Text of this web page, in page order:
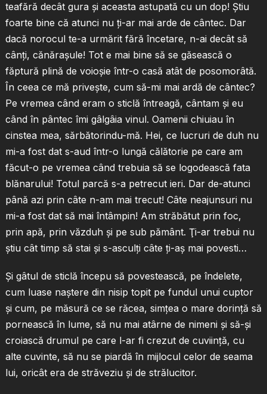
teafără decât gura şi aceasta astupată cu un dop! Ştiu
foarte bine că atunci nu ţi-ar mai arde de cântec. Dar
dacă norocul te-a urmărit fără încetare, n-ai decât să
cânţi, cănăraşule! Tot e mai bine să se găsească o
făptură plină de voioşie într-o casă atât de posomorâtă.
În ceea ce mă priveşte, cum să-mi mai ardă de cântec?
Pe vremea când eram o sticlă întreagă, cântam şi eu
când în pântec îmi gâlgâia vinul. Oamenii chiuiau în
cinstea mea, sărbătorindu-mă. Hei, ce lucruri de duh nu
mi-a fost dat s-aud într-o lungă călătorie pe care am
făcut-o pe vremea când trebuia să se logodească fata
blănarului! Totul parcă s-a petrecut ieri. Dar de-atunci
până azi prin câte n-am mai trecut! Câte neajunsuri nu
mi-a fost dat să mai întâmpin! Am străbătut prin foc,
prin apă, prin văzduh şi pe sub pământ. Ţi-ar trebui nu
ştiu cât timp să stai şi s-asculţi câte ţi-aş mai povesti…
Şi gâtul de sticlă începu să povestească, pe îndelete,
cum luase naştere din nisip topit pe fundul unui cuptor
şi cum, pe măsură ce se răcea, simţea o mare dorinţă să
pornească în lume, să nu mai atârne de nimeni şi să-şi
croiască drumul pe care l-ar fi crezut de cuviinţă, cu
alte cuvinte, să nu se piardă în mijlocul celor de seama
lui, oricât era de străveziu şi de strălucitor.